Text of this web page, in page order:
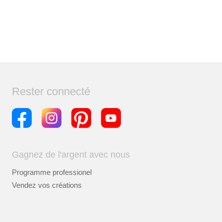
Rester connecté
Gagnez de l'argent avec nous
Programme professionel
Vendez vos créations